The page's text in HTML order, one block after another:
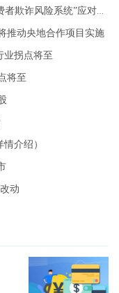
诈风险系统”应对诈骗
推动央地合作项目实施
业拐点将至
将至
介绍）
动